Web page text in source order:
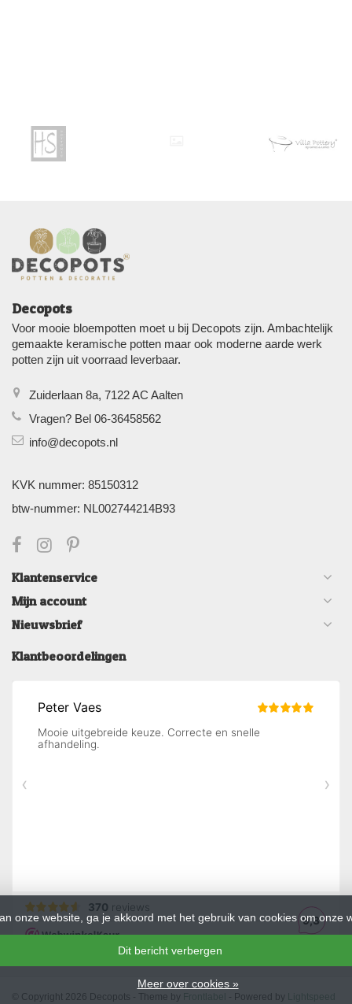
Decopots
Voor mooie bloempotten moet u bij Decopots zijn. Ambachtelijk
gemaakte keramische potten maar ook moderne aarde werk
potten zijn uit voorraad leverbaar.
Zuiderlaan 8a, 7122 AC Aalten
Vragen? Bel 06-36458562
info@decopots.nl
KVK nummer: 85150312
btw-nummer: NL002744214B93
Klantenservice
Mijn account
Nieuwsbrief
Klantbeoordelingen
onze website, ga je akkoord met het gebruik van cookies om onze
Dit bericht verbergen
Meer over cookies »
© Copyright 2026 Decopots - Theme by - Powered by